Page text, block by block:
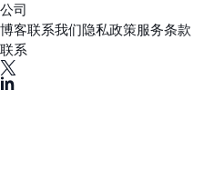
公司
博客联系我们隐私政策服务条款
联系